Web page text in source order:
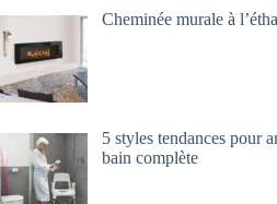
Cheminée murale à
5 styles tendances pour
bain complète